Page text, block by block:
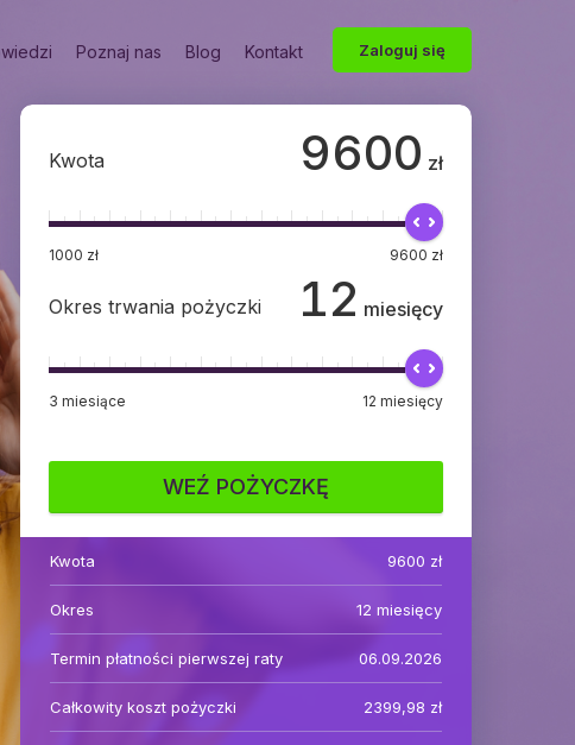
Poznaj nas Blog Kontakt Zaloguj się
Kwota 9600 zł
1000 zł 9600 zł
Okres trwania pożyczki 12 miesięcy
3 miesiące 12 miesięcy
WEŹ POŻYCZKĘ
Kwota 9600 zł
Okres 12 miesięcy
Termin płatności pierwszej raty 06.09.2026
Całkowity koszt pożyczki 2399,98 zł